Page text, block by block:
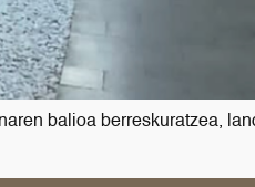
balioa berreskuratzea,